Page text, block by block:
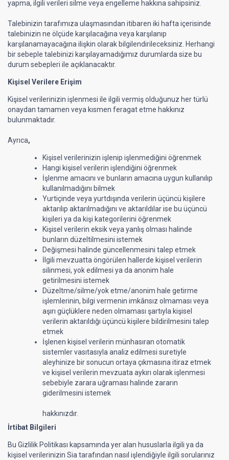
yapma, ilgili verileri silme veya engelleme hakkına sahipsiniz.
Talebinizin tarafımıza ulaşmasından itibaren iki hafta içerisinde
talebinizin ne ölçüde karşılacağına veya karşılanıp
karşılanamayacağına ilişkin olarak bilgilendirileceksiniz. Herhangi
bir sebeple talebinizi karşılayamadığımız durumlarda size bu
durum sebepleri ile açıklanacaktır.
Kişisel Verilere Erişim
Kişisel verilerinizin işlenmesi ile ilgili vermiş olduğunuz her türlü
onaydan tamamen veya kısmen feragat etme hakkınız
bulunmaktadır.
Ayrıca,
Kişisel verilerinizin işlenip işlenmediğini öğrenmek
Hangi kişisel verilerin işlendiğini öğrenmek
İşlenme amacını ve bunların amacına uygun kullanılıp
kullanılmadığını bilmek
Yurtiçinde veya yurtdışında verilerin üçüncü kişilere
aktarılıp aktarılmadığını ve aktarıldılar ise bu üçüncü
kişileri ya da kişi kategorilerini öğrenmek
Kişisel verilerin eksik veya yanlış olması halinde
bunların düzeltilmesini istemek
Değişmesi halinde güncellenmesini talep etmek
İlgili mevzuatta öngörülen hallerde kişisel verilerin
silinmesi, yok edilmesi ya da anonim hale
getirilmesini istemek
Düzeltme/silme/yok etme/anonim hale getirme
işlemlerinin, bilgi vermenin imkânsız olmaması veya
aşırı güçlüklere neden olmaması şartıyla kişisel
verilerin aktarıldığı üçüncü kişilere bildirilmesini talep
etmek
İşlenen kişisel verilerin münhasıran otomatik
sistemler vasıtasıyla analiz edilmesi suretiyle
aleyhinize bir sonucun ortaya çıkmasına itiraz etmek
ve kişisel verilerin mevzuata aykırı olarak işlenmesi
sebebiyle zarara uğraması halinde zararın
giderilmesini istemek
hakkınızdır.
İrtibat Bilgileri
Bu Gizlilik Politikası kapsamında yer alan hususlarla ilgili ya da
kişisel verilerinizin Sia tarafından nasıl işlendiğiyle ilgili sorularınız